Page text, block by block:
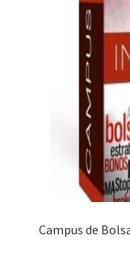
Campus de